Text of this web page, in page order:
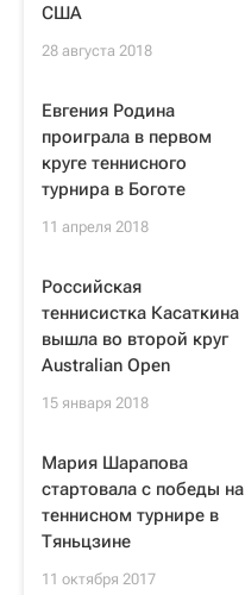
США
28 августа 2018
Евгения Родина
проиграла в первом
круге теннисного
турнира в Боготе
11 апреля 2018
Российская
теннисистка Касаткина
вышла во второй круг
Australian Open
15 января 2018
Мария Шарапова
стартовала с победы на
теннисном турнире в
Тяньцзине
11 октября 2017